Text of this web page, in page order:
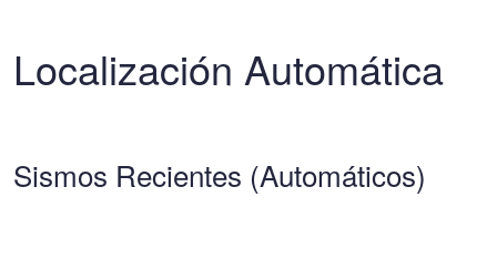
Localización Automática
Sismos Recientes (Automáticos)